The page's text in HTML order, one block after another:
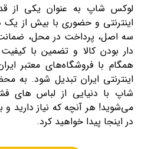
لوکس شاپ به عنوان یکی از
اینترنتی و حضوری با بیش از یک
سه اصل، پرداخت در محل،
دار بودن کالا و تضمین با
همگام با فروشگاه‌های معتبر
اینترنتی ایران تبدیل شود.
شاپ با دنیایی از لباس های
می‌شوید! هر آنچه که نیاز دارید
در اینجا پیدا خواهید کرد.